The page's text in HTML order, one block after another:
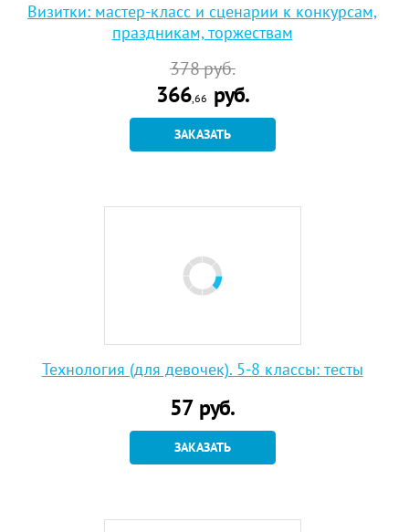
Визитки: мастер-класс и сценарии к конкурсам,
праздникам, торжествам
378руб.
366,66 руб.
ЗАКАЗАТЬ
Технология (для девочек). 5-8 классы: тесты
57руб.
ЗАКАЗАТЬ